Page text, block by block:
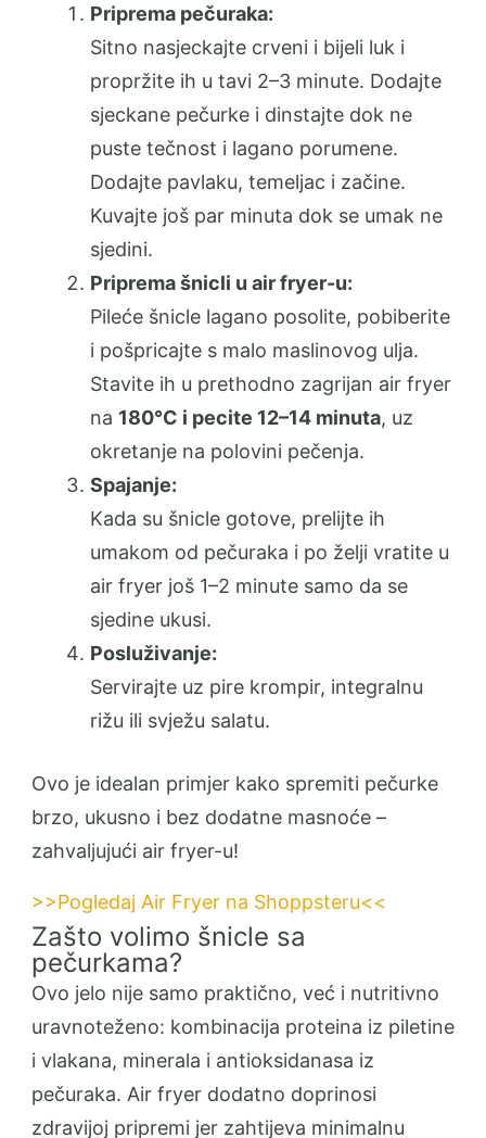
Priprema pečuraka:
Sitno nasjeckajte crveni i bijeli luk i
propržite ih u tavi 2–3 minute. Dodajte
sjeckane pečurke i dinstajte dok ne
puste tečnost i lagano porumene.
Dodajte pavlaku, temeljac i začine.
Kuvajte još par minuta dok se umak ne
sjedini.
Priprema šnicli u air fryer-u:
Pileće šnicle lagano posolite, pobiberite
i pošpricajte s malo maslinovog ulja.
Stavite ih u prethodno zagrijan air fryer
na 180°C i pecite 12–14 minuta, uz
okretanje na polovini pečenja.
Spajanje:
Kada su šnicle gotove, prelijte ih
umakom od pečuraka i po želji vratite u
air fryer još 1–2 minute samo da se
sjedine ukusi.
Posluživanje:
Servirajte uz pire krompir, integralnu
rižu ili svježu salatu.
Ovo je idealan primjer kako spremiti pečurke
brzo, ukusno i bez dodatne masnoće –
zahvaljujući air fryer-u!
>>Pogledaj Air Fryer na Shoppsteru<<
Zašto volimo šnicle sa
pečurkama?
Ovo jelo nije samo praktično, već i nutritivno
uravnoteženo: kombinacija proteina iz piletine
i vlakana, minerala i antioksidanasa iz
pečuraka. Air fryer dodatno doprinosi
zdravijoj pripremi jer zahtijeva minimalnu